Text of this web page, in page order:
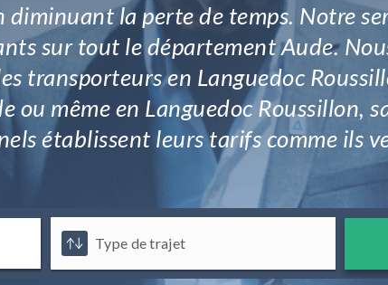
la perte de temps. Notre
sur tout le département Aude.
transporteurs en Languedoc
même en Languedoc Roussillon,
établissent leurs tarifs comme ils